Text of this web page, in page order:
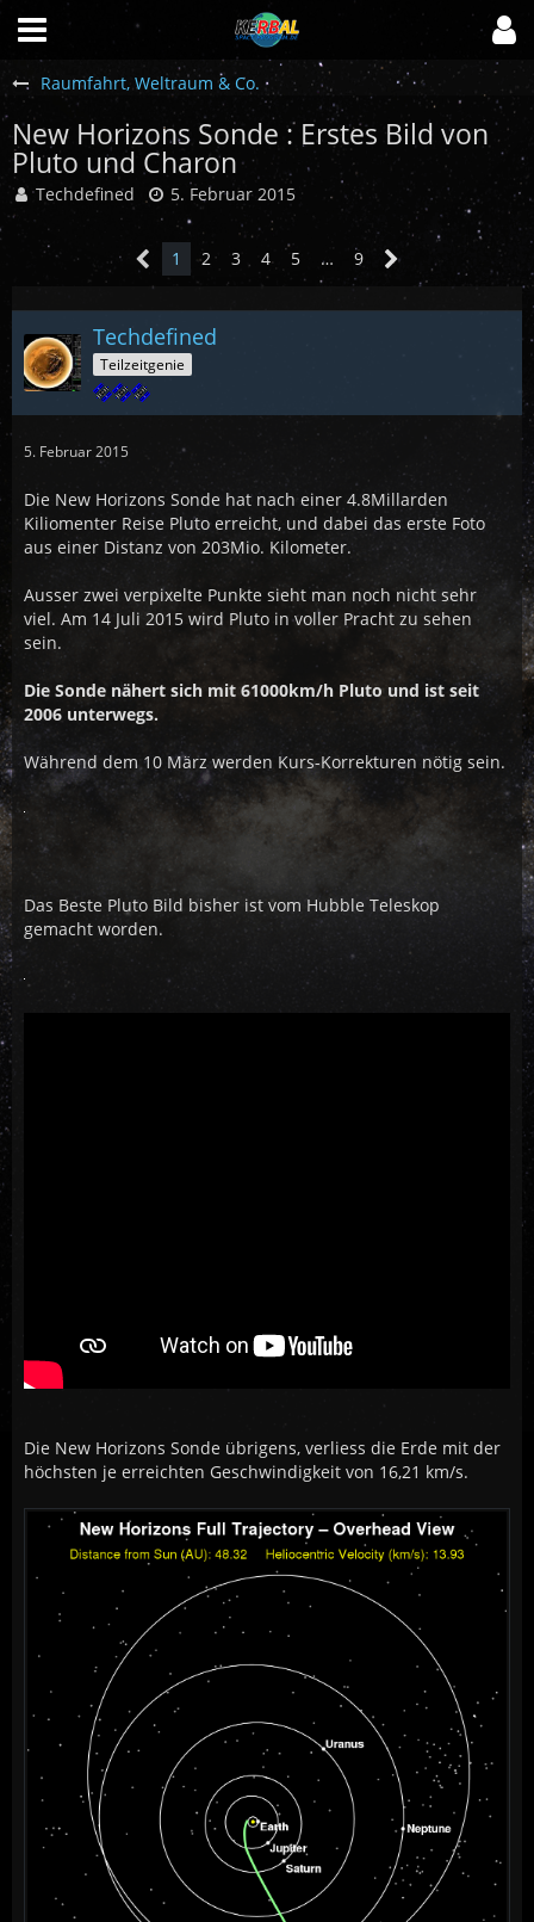
Raumfahrt, Weltraum & Co.
New Horizons Sonde : Erstes Bild von
Pluto und Charon
Techdefined 5. Februar 2015
1 2 3 4 5 … 9
Techdefined
Teilzeitgenie
5. Februar 2015
Die New Horizons Sonde hat nach einer 4.8Millarden
Kiliomenter Reise Pluto erreicht, und dabei das erste Foto
aus einer Distanz von 203Mio. Kilometer.
Ausser zwei verpixelte Punkte sieht man noch nicht sehr
viel. Am 14 Juli 2015 wird Pluto in voller Pracht zu sehen
sein.
Die Sonde nähert sich mit 61000km/h Pluto und ist seit
2006 unterwegs.
Während dem 10 März werden Kurs-Korrekturen nötig sein.
Das Beste Pluto Bild bisher ist vom Hubble Teleskop
gemacht worden.
Die New Horizons Sonde übrigens, verliess die Erde mit der
höchsten je erreichten Geschwindigkeit von 16,21 km/s.